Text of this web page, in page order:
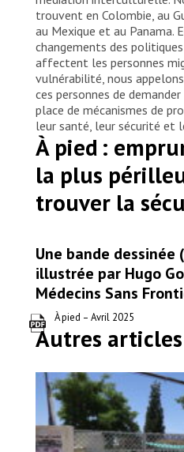
trouvent en Colombie, au
au Mexique et au Panama.
changements des
affectent les personnes
vulnérabilité, nous
ces personnes de
place de mécanismes de
leur santé, leur sécurité et
À pied :
la plus
trouver la
Une bande dessinée
illustrée par Hugo
Médecins Sans
À pied – Avril 2025
Autres articles